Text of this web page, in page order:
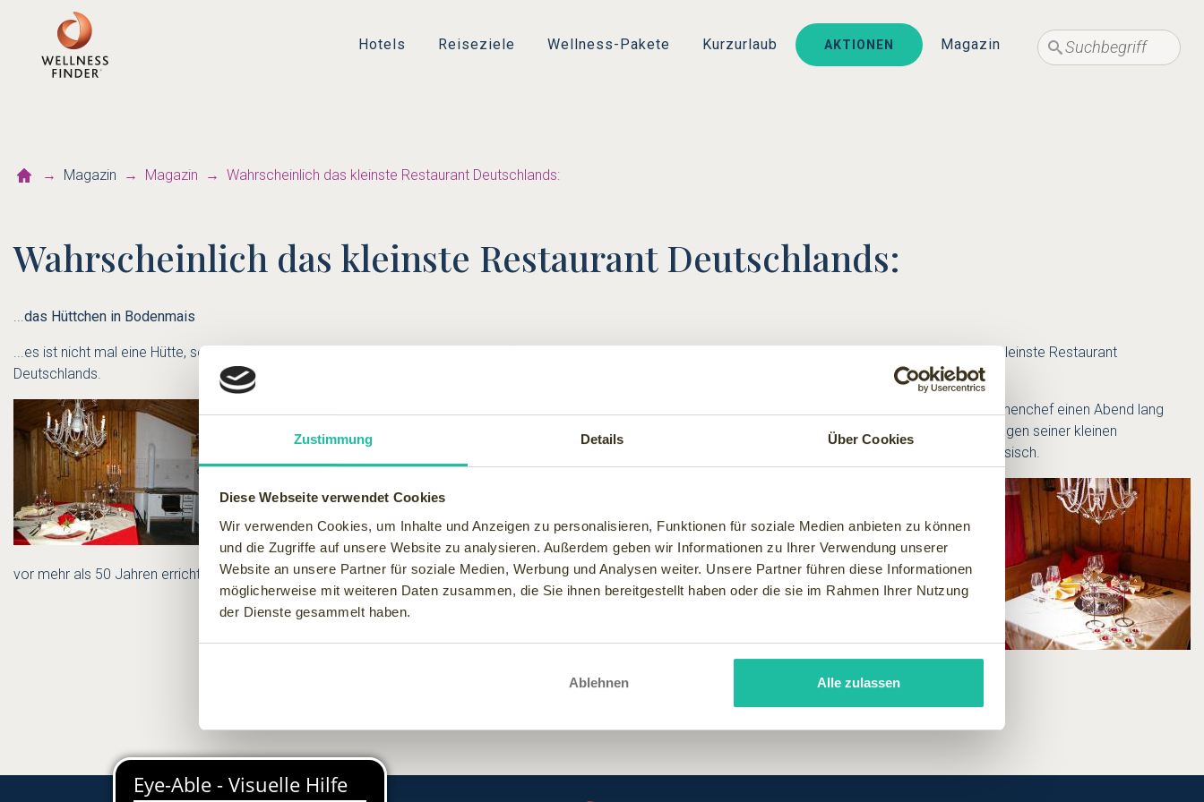
Zustimmung Details Über Cookies
Diese Webseite verwendet Cookies
Wir verwenden Cookies, um Inhalte und Anzeigen zu personalisieren, Funktionen für soziale Medien anbieten zu können
und die Zugriffe auf unsere Website zu analysieren. Außerdem geben wir Informationen zu Ihrer Verwendung unserer
Website an unsere Partner für soziale Medien, Werbung und Analysen weiter. Unsere Partner führen diese Informationen
möglicherweise mit weiteren Daten zusammen, die Sie ihnen bereitgestellt haben oder die sie im Rahmen Ihrer Nutzung
der Dienste gesammelt haben.
Ablehnen Alle zulassen
Hotels Reiseziele Wellness-Pakete Kurzurlaub AKTIONEN Magazin
Suche
Suche
Magazin Magazin Wahrscheinlich das kleinste Restaurant Deutschlands:
Wahrscheinlich das kleinste Restaurant Deutschlands:
...das Hüttchen in Bodenmais
...es ist nicht mal eine Hütte, sondern nur ein „Hüttchen". Es bietet maximal Platz für 4 Personen. Es liegt einsam am Waldesrand. Und es ist das wahrscheinlich kleinste Restaurant
Deutschlands.
Im „Hüttchen“ in Bodenmais, teil des Wellness- und Vitalhotels Böhmhof, haben Gourmets das ungeteilte Vergnügen, den Küchenchef einen Abend lang
ganz für sich alleine zu haben und ihm beim brutzeln, braten und blanchieren über die Schulter schauen zu können. Vor den Augen seiner kleinen
Gästeschar bereitet der Maitre de Cuisine ein mehrgängiges Menü vor, je nach Gusto traditionell-bayerisch oder modern-klassisch.
Wer bei der Zubereitung seines Festmahls selbst Hand anlegen möchte, kann alternativ auch ein Fleisch- oder
Abgerundet wird das kulinarische Erlebnis durch ausgewählte Aperitifs, edle Weine, exclusive Biere und besondere
Digestifs. Zum romantischen Dinnerabend zu zweit - oder viert - passt auch die Geschichte des „Hüttchens“. Denn als es
vor mehr als 50 Jahren errichtet wurde, diente es Waldarbeitern, Jägern und Förstern als Unterschlupf bei Unwettern